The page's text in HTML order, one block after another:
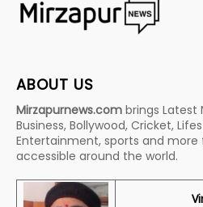
ABOUT US
Mirzapurnews.com brings Latest
Business, Bollywood, Cricket,
Entertainment, sports and more
accessible around the world.